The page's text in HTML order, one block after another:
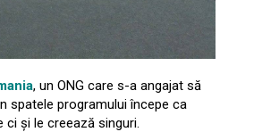
, un ONG care s-a angajat să
spatele programului începe ca
și le creează singuri.